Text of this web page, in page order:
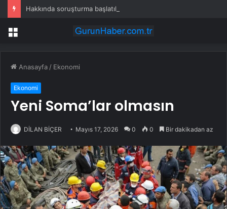
Menü
Anasayfa / Ekonomi
Ekonomi
Yeni Soma’lar olmasın
DİLAN BİÇER Mayıs 17, 2026 0 0 Bir dakikadan az